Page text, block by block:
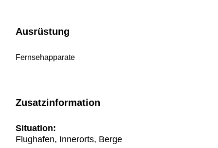
Ausrüstung
Fernsehapparate
Zusatzinformation
Situation:
Flughafen, Innerorts, Berge